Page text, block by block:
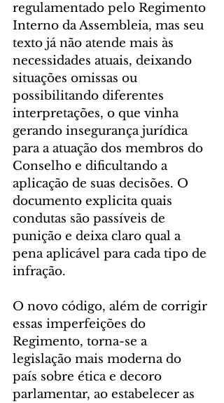
regulamentado pelo Regimento
Interno da Assembleia, mas seu
texto já não atende mais às
necessidades atuais, deixando
situações omissas ou
possibilitando diferentes
interpretações, o que vinha
gerando insegurança jurídica
para a atuação dos membros do
Conselho e dificultando a
aplicação de suas decisões. O
documento explicita quais
condutas são passíveis de
punição e deixa claro qual a
pena aplicável para cada tipo de
infração.
O novo código, além de corrigir
essas imperfeições do
Regimento, torna-se a
legislação mais moderna do
país sobre ética e decoro
parlamentar, ao estabelecer as